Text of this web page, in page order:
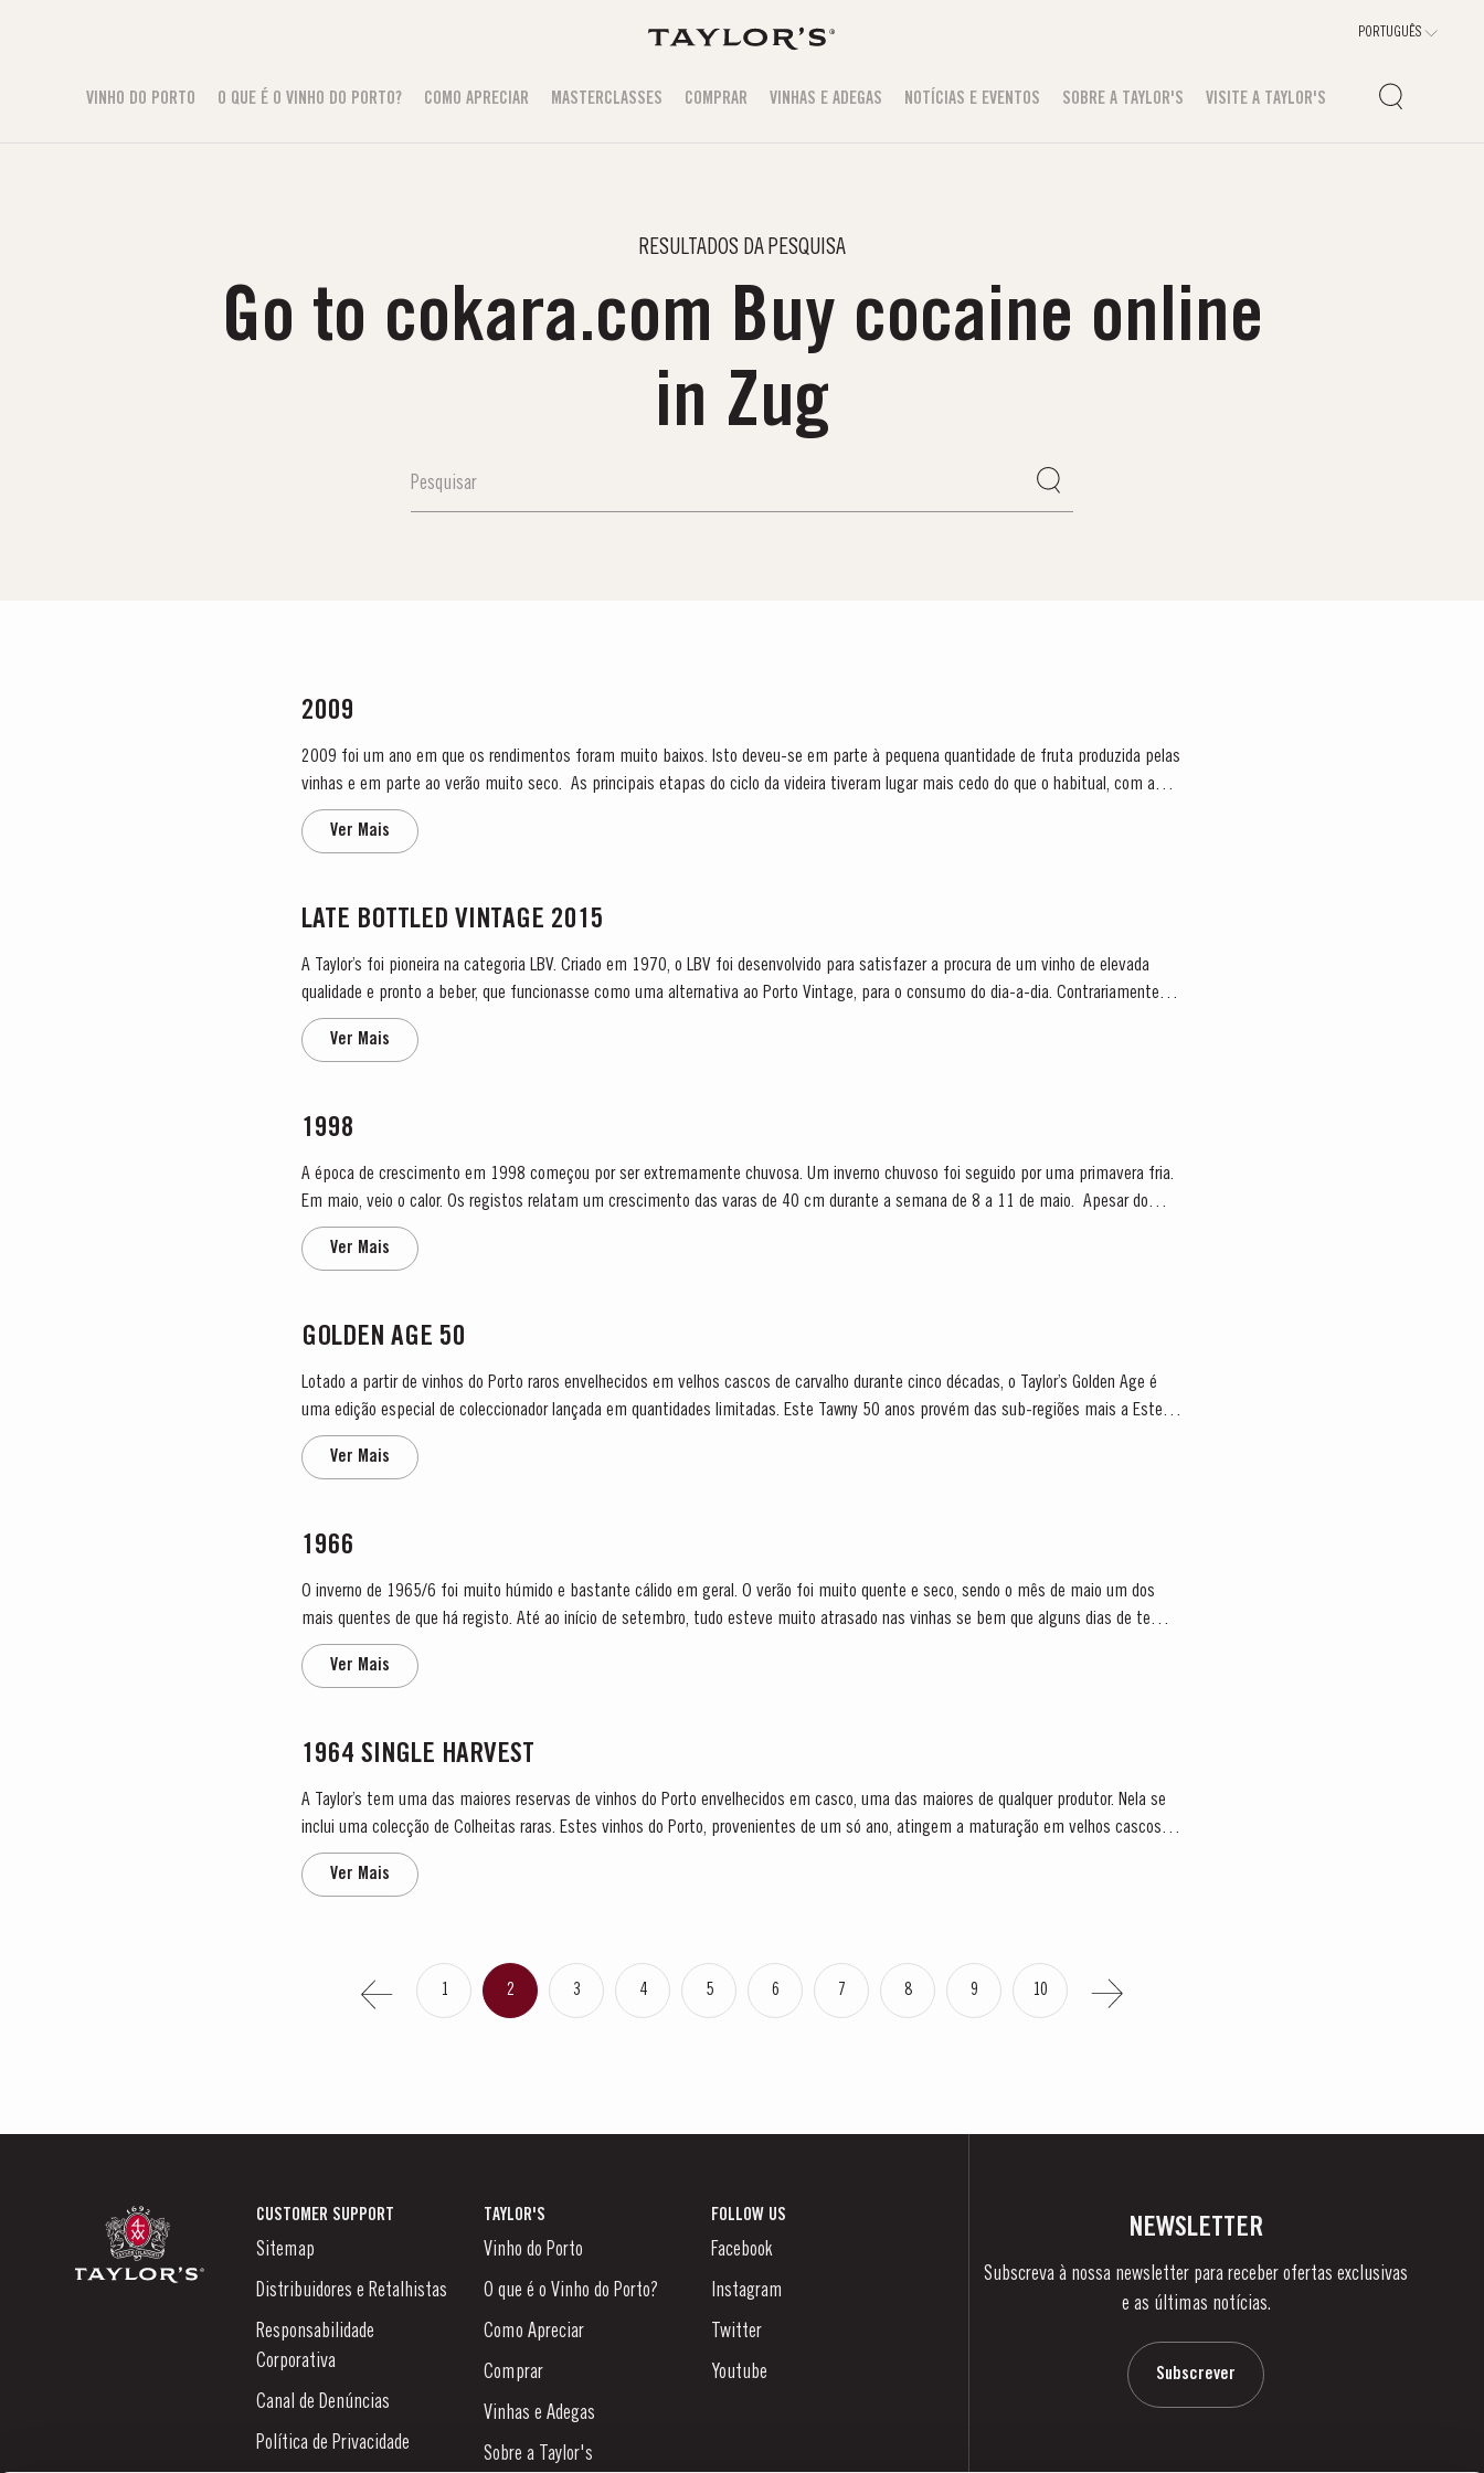
VINHO DO PORTO O QUE É O VINHO DO PORTO? COMO APRECIAR MASTERCLASSES COMPRAR VINHAS E ADEGAS NOTÍCIAS E EVENTOS SOBRE A TAYLOR'S VISITE A TAYLOR'S
RESULTADOS DA PESQUISA
Go to cokara.com Buy cocaine online
in Zug
2009
2009 foi um ano em que os rendimentos foram muito baixos. Isto deveu-se em parte à pequena quantidade de fruta produzida pelas
vinhas e em parte ao verão muito seco. As principais etapas do ciclo da videira tiveram lugar mais cedo do que o habitual, com a
aparição dos rebentos a ocorrer nos primeiros dias de...
Ver Mais
LATE BOTTLED VINTAGE 2015
A Taylor’s foi pioneira na categoria LBV. Criado em 1970, o LBV foi desenvolvido para satisfazer a procura de um vinho de elevada
qualidade e pronto a beber, que funcionasse como uma alternativa ao Porto Vintage, para o consumo do dia-a-dia. Contrariamente ao
Porto Vintage, que é engarrafado após dois anos em madeira e que...
Ver Mais
1998
A época de crescimento em 1998 começou por ser extremamente chuvosa. Um inverno chuvoso foi seguido por uma primavera fria.
Em maio, veio o calor. Os registos relatam um crescimento das varas de 40 cm durante a semana de 8 a 11 de maio. Apesar do
início da temporada ter sido lento, as condições...
Ver Mais
GOLDEN AGE 50
Lotado a partir de vinhos do Porto raros envelhecidos em velhos cascos de carvalho durante cinco décadas, o Taylor’s Golden Age é
uma edição especial de coleccionador lançada em quantidades limitadas. Este Tawny 50 anos provém das sub-regiões mais a Este
do Vale do Douro, onde...
Ver Mais
1966
O inverno de 1965/6 foi muito húmido e bastante cálido em geral. O verão foi muito quente e seco, sendo o mês de maio um dos
mais quentes de que há registo. Até ao início de setembro, tudo esteve muito atrasado nas vinhas se bem que alguns dias de tempo
extremamente quente fizeram acelerar...
Ver Mais
1964 SINGLE HARVEST
A Taylor’s tem uma das maiores reservas de vinhos do Porto envelhecidos em casco, uma das maiores de qualquer produtor. Nela se
inclui uma colecção de Colheitas raras. Estes vinhos do Porto, provenientes de um só ano, atingem a maturação em velhos cascos de
carvalho e apresentam a data de colheita no...
Ver Mais
1 2 3 4 5 6 7 8 9 10
CUSTOMER SUPPORT
Sitemap
Distribuidores e Retalhistas
Responsabilidade
Corporativa
Canal de Denúncias
Política de Privacidade
TAYLOR'S
Vinho do Porto
O que é o Vinho do Porto?
Como Apreciar
Comprar
Vinhas e Adegas
Sobre a Taylor's
FOLLOW US
Facebook
Instagram
Twitter
Youtube
NEWSLETTER
Subscreva à nossa newsletter para receber ofertas exclusivas
e as últimas notícias.
Subscrever